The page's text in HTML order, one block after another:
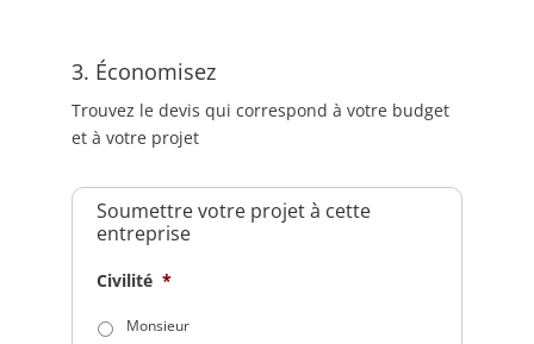
3. Économisez
Trouvez le devis qui correspond à votre budget
et à votre projet
Soumettre votre projet à cette
entreprise
Civilité *
Monsieur